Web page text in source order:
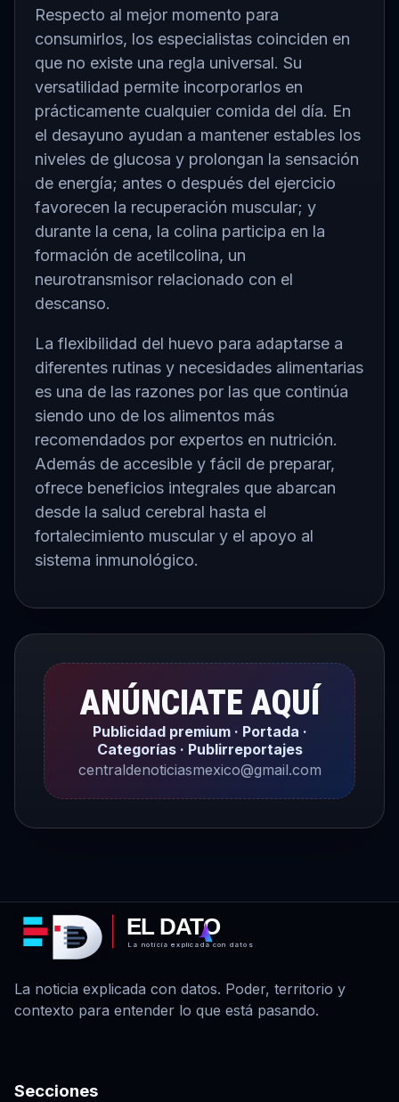
Respecto al mejor momento para
consumirlos, los especialistas coinciden en
que no existe una regla universal. Su
versatilidad permite incorporarlos en
prácticamente cualquier comida del día. En
el desayuno ayudan a mantener estables los
niveles de glucosa y prolongan la sensación
de energía; antes o después del ejercicio
favorecen la recuperación muscular; y
durante la cena, la colina participa en la
formación de acetilcolina, un
neurotransmisor relacionado con el
descanso.
La flexibilidad del huevo para adaptarse a
diferentes rutinas y necesidades alimentarias
es una de las razones por las que continúa
siendo uno de los alimentos más
recomendados por expertos en nutrición.
Además de accesible y fácil de preparar,
ofrece beneficios integrales que abarcan
desde la salud cerebral hasta el
fortalecimiento muscular y el apoyo al
sistema inmunológico.
ANÚNCIATE AQUÍ
Publicidad premium · Portada ·
Categorías · Publirreportajes
centraldenoticiasmexico@gmail.com
EL DATO
La noticia explicada con datos
La noticia explicada con datos. Poder, territorio y
contexto para entender lo que está pasando.
Secciones